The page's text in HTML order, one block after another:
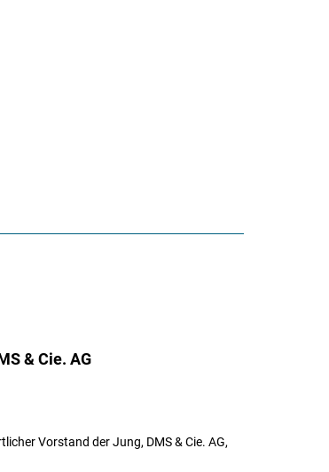
& Cie. AG
Vorstand der Jung, DMS & Cie. AG,